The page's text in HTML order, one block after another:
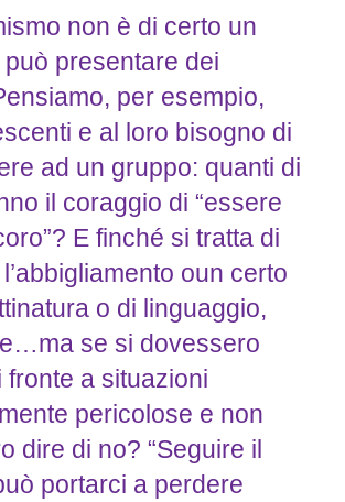
non è di certo un
presentare dei
per esempio,
e al loro bisogno di
ad un gruppo: quanti di
il coraggio di “essere
E finché si tratta di
l’abbigliamento oun certo
o di linguaggio,
se si dovessero
fronte a situazioni
pericolose e non
dire di no? “Seguire il
portarci a perdere